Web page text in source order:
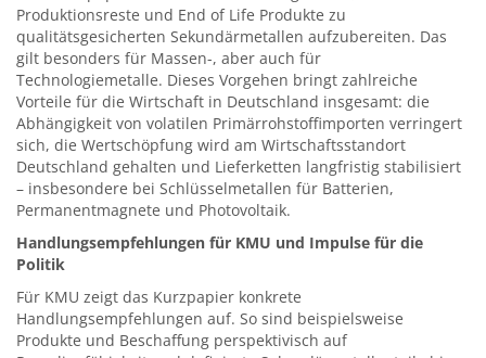
Produktionsreste und End of Life Produkte zu
qualitätsgesicherten Sekundärmetallen aufzubereiten. Das
gilt besonders für Massen-, aber auch für
Technologiemetalle. Dieses Vorgehen bringt zahlreiche
Vorteile für die Wirtschaft in Deutschland insgesamt: die
Abhängigkeit von volatilen Primärrohstoffimporten verringert
sich, die Wertschöpfung wird am Wirtschaftsstandort
Deutschland gehalten und Lieferketten langfristig stabilisiert
– insbesondere bei Schlüsselmetallen für Batterien,
Permanentmagnete und Photovoltaik.
Handlungsempfehlungen für KMU und Impulse für die
Politik
Für KMU zeigt das Kurzpapier konkrete
Handlungsempfehlungen auf. So sind beispielsweise
Produkte und Beschaffung perspektivisch auf